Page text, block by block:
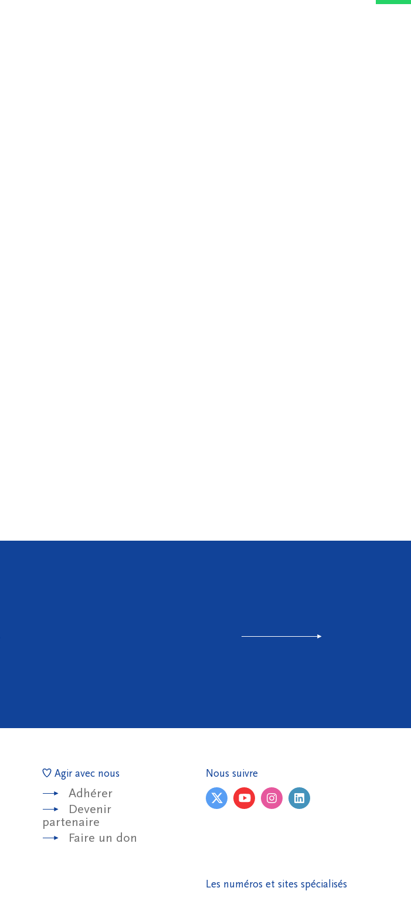
Agir avec nous
Adhérer
Devenir
partenaire
Faire un don
Nous suivre
Les numéros et sites spécialisés